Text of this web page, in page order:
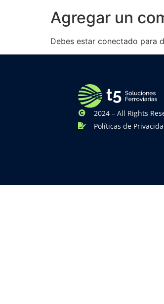
Agregar un
Debes estar conectado para
2024 – All Rights
Políticas de